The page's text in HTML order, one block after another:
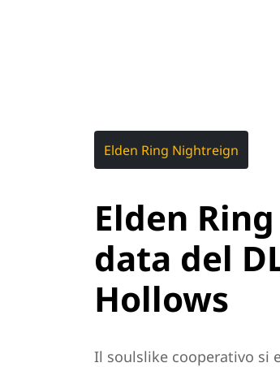
Elden Ring Nightreign
Elden
data del
Hollows
Il soulslike cooperativo si